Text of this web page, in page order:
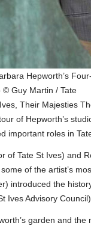
Hepworth’s
© Guy Martin / Tate
Their Majesties
of Hepworth’s
important roles in
of Tate St Ives) and
of the artist’s
introduced the
Ives Advisory
garden and